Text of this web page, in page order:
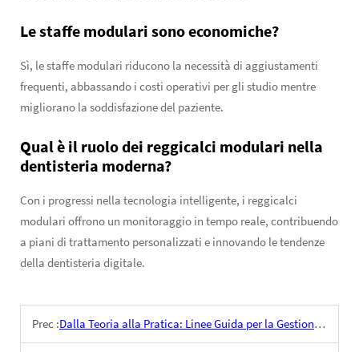
Le staffe modulari sono economiche?
Sì, le staffe modulari riducono la necessità di aggiustamenti
frequenti, abbassando i costi operativi per gli studio mentre
migliorano la soddisfazione del paziente.
Qual è il ruolo dei reggicalci modulari nella
dentisteria moderna?
Con i progressi nella tecnologia intelligente, i reggicalci
modulari offrono un monitoraggio in tempo reale, contribuendo
a piani di trattamento personalizzati e innovando le tendenze
della dentisteria digitale.
Prec :Dalla Teoria alla Pratica: Linee Guida per la Gestione Postoperatoria e la Riabilitazione del Paziente con il Sistema Ilizarov